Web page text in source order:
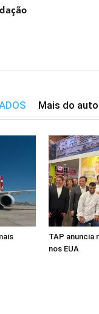
Mais do
TAP anuncia
nos EUA